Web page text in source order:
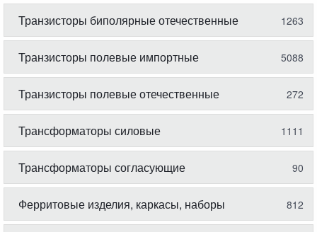
Транзисторы биполярные отечественные 1263
Транзисторы полевые импортные 5088
Транзисторы полевые отечественные 272
Трансформаторы силовые 1111
Трансформаторы согласующие 90
Ферритовые изделия, каркасы, наборы 812